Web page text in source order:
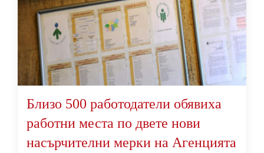
Близо 500 работодатели обявиха
работни места по двете нови
насърчителни мерки на Агенцията